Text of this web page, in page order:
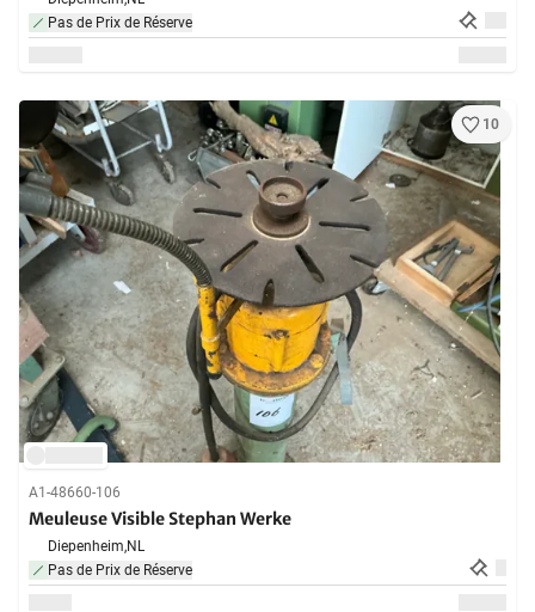
Pas de Prix de Réserve
10
A1-48660-106
Meuleuse Visible Stephan Werke
Diepenheim,NL
Pas de Prix de Réserve